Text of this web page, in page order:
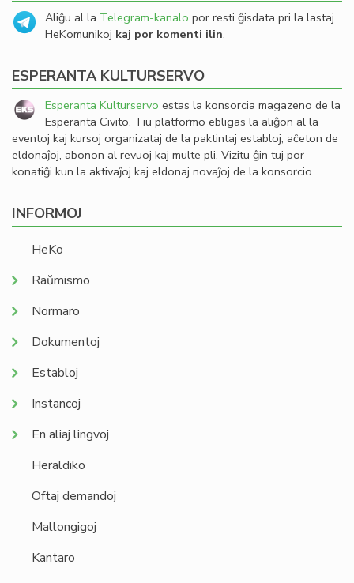
Aliĝu al la Telegram-kanalo por resti ĝisdata pri la lastaj
HeKomunikoj kaj por komenti ilin.
ESPERANTA KULTURSERVO
Esperanta Kulturservo estas la konsorcia magazeno de la
Esperanta Civito. Tiu platformo ebligas la aliĝon al la
eventoj kaj kursoj organizataj de la paktintaj establoj, aĉeton de
eldonaĵoj, abonon al revuoj kaj multe pli. Vizitu ĝin tuj por
konatiĝi kun la aktivaĵoj kaj eldonaj novaĵoj de la konsorcio.
INFORMOJ
HeKo
Raŭmismo
Normaro
Dokumentoj
Establoj
Instancoj
En aliaj lingvoj
Heraldiko
Oftaj demandoj
Mallongigoj
Kantaro